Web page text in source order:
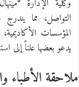
وكلية الإدارة
التواصل، مما
المؤسسات
يدعو بعضها علناً إلى
ملاحقة الأطباء